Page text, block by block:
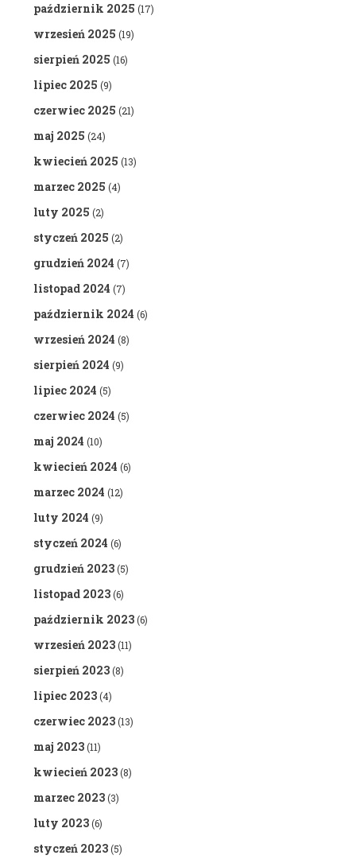
październik 2025 (17)
wrzesień 2025 (19)
sierpień 2025 (16)
lipiec 2025 (9)
czerwiec 2025 (21)
maj 2025 (24)
kwiecień 2025 (13)
marzec 2025 (4)
luty 2025 (2)
styczeń 2025 (2)
grudzień 2024 (7)
listopad 2024 (7)
październik 2024 (6)
wrzesień 2024 (8)
sierpień 2024 (9)
lipiec 2024 (5)
czerwiec 2024 (5)
maj 2024 (10)
kwiecień 2024 (6)
marzec 2024 (12)
luty 2024 (9)
styczeń 2024 (6)
grudzień 2023(5)
listopad 2023(6)
październik 2023(6)
wrzesień 2023(11)
sierpień 2023(8)
lipiec 2023(4)
czerwiec 2023(13)
maj 2023(11)
kwiecień 2023(8)
marzec 2023(3)
luty 2023(6)
styczeń 2023(5)